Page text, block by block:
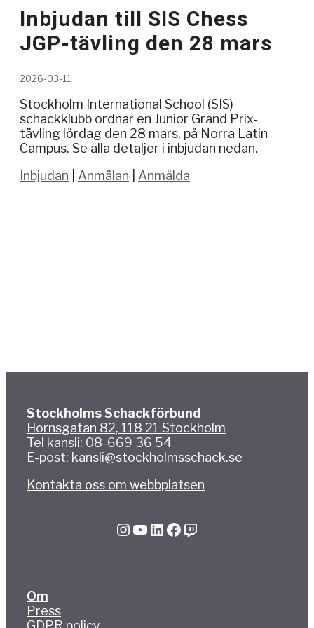
Inbjudan till SIS Chess
JGP-tävling den 28 mars
2026-03-11
Stockholm International School (SIS)
schackklubb ordnar en Junior Grand Prix-
tävling lördag den 28 mars, på Norra Latin
Campus. Se alla detaljer i inbjudan nedan.
Inbjudan
Anmälan Anmälda
Stockholms Schackförbund
Hornsgatan 82, 118 21 Stockholm
Tel kansli: 08-669 36 54
E-post: kansli@stockholmsschack.se
Kontakta oss om webbplatsen
InstagramYouTube LinkedIn Facebook Twitch
Om
Press